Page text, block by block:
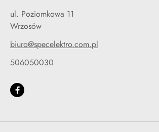
ul. Poziomkowa 11
Wrzosów
biuro@specelektro.com.pl
506050030